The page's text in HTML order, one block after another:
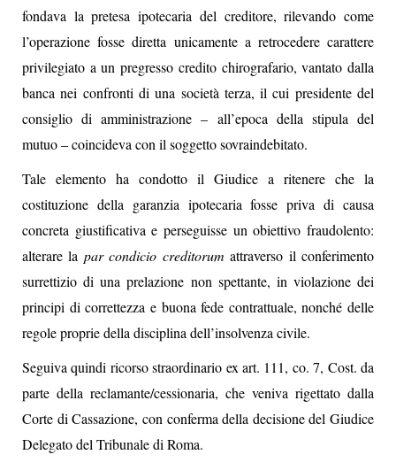
fondava la pretesa ipotecaria del creditore, rilevando come
l’operazione fosse diretta unicamente a retrocedere carattere
privilegiato a un pregresso credito chirografario, vantato dalla
banca nei confronti di una società terza, il cui presidente del
consiglio di amministrazione – all’epoca della stipula del
mutuo – coincideva con il soggetto sovraindebitato.
Tale elemento ha condotto il Giudice a ritenere che la
costituzione della garanzia ipotecaria fosse priva di causa
concreta giustificativa e perseguisse un obiettivo fraudolento:
alterare la par condicio creditorum attraverso il conferimento
surrettizio di una prelazione non spettante, in violazione dei
principi di correttezza e buona fede contrattuale, nonché delle
regole proprie della disciplina dell’insolvenza civile.
Seguiva quindi ricorso straordinario ex art. 111, co. 7, Cost. da
parte della reclamante/cessionaria, che veniva rigettato dalla
Corte di Cassazione, con conferma della decisione del Giudice
Delegato del Tribunale di Roma.